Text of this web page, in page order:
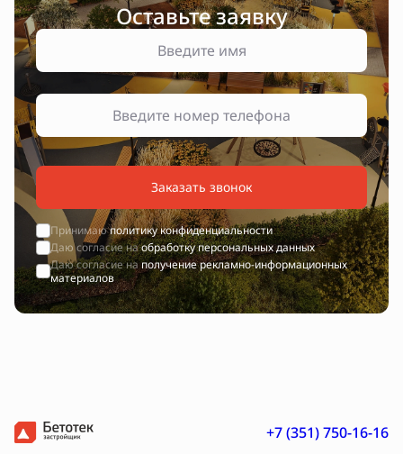
Оставьте заявку
Заказать звонок
Принимаюполитику конфиденциальности
Даю согласие наобработку персональных данных
Даю согласие наполучение рекламно-информационных
материалов
+7 (351) 750-16-16